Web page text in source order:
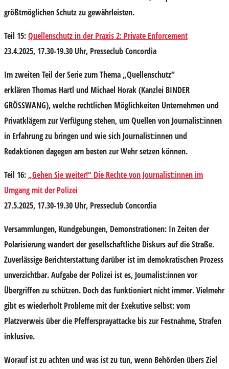
größtmöglichen Schutz zu gewährleisten.
Teil 15:Quellenschutz in der Praxis 2: Private Enforcement
23.4.2025, 17.30-19.30 Uhr, Presseclub Concordia
Im zweiten Teil der Serie zum Thema „Quellenschutz“
erklärenThomas Hartl und Michael Horak(Kanzlei BINDER
GRÖSSWANG), welche rechtlichen Möglichkeiten Unternehmen und
Privatklägern zur Verfügung stehen, um Quellen von Journalist:innen
in Erfahrung zu bringen und wie sich Journalist:innen und
Redaktionen dagegen am besten zur Wehr setzen können.
Teil 16:„Gehen Sie weiter!“ Die Rechte von Journalist:innen im
Umgang mit der Polizei
27.5.2025, 17.30-19.30 Uhr, Presseclub Concordia
Versammlungen, Kundgebungen, Demonstrationen: In Zeiten der
Polarisierung wandert der gesellschaftliche Diskurs auf die Straße.
Zuverlässige Berichterstattung darüber ist im demokratischen Prozess
unverzichtbar. Aufgabe der Polizei ist es, Journalist:innen vor
Übergriffen zu schützen. Doch das funktioniert nicht immer. Vielmehr
gibt es wiederholt Probleme mit der Exekutive selbst: vom
Platzverweis über die Pfeffersprayattacke bis zur Festnahme, Strafen
inklusive.
Worauf ist zu achten und was ist zu tun, wenn Behörden übers Ziel